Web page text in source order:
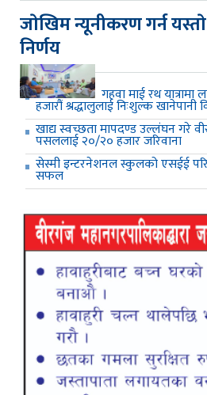
जाेखिम न्यूनीकरण गर्न
निर्णय
गहवा माई रथ
हजारौं श्रद्धालुलाई निःशुल्क खानेपानी
खाद्य स्वच्छता मापदण्ड उल्लंघन गरे
पसललाई २०/२० हजार जरिवाना
सेस्मी इन्टरनेशनल स्कुलको एसईई
सफल